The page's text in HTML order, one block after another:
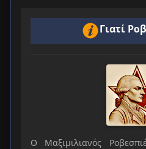
Γιατί
Ο Μαξιμιλιανός